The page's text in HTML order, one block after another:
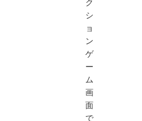
シ
ョ
ン
ゲ
ー
ム
画
面
で